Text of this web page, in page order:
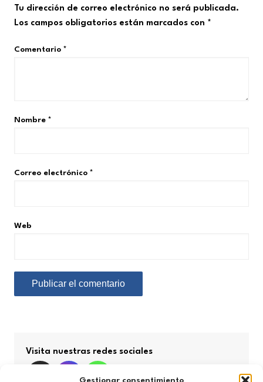
Gestionar consentimiento
Tu dirección de correo electrónico no será publicada.
Los campos obligatorios están marcados con *
Comentario *
Nombre *
Correo electrónico *
Web
Visita nuestras redes sociales